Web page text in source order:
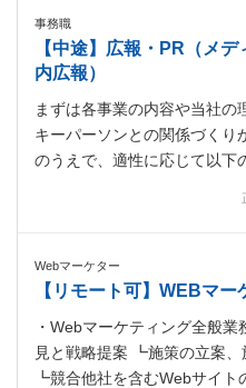
事務職
【中途】広報・PR（メ
内広報）
まずは各事業の内容や当社
キーパーソンとの関係づくり
のうえで、適性に応じて以下
Webマーケター
【リモート可】WEBマー
・Webマーケティング全般
見と戦略提案 ┗施策の立案
┗競合他社を含むWebサイト